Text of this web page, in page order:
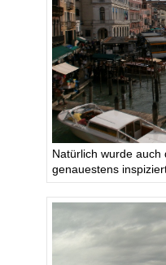
Natürlich wurde
genauestens